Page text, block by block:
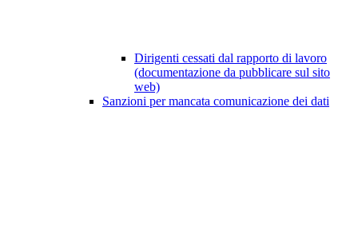
Dirigenti cessati dal rapporto di lavoro
(documentazione da pubblicare sul sito
web)
Sanzioni per mancata comunicazione dei dati